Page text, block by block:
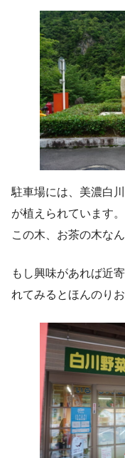
駐車場には、美濃白
が植えられています
この木、お茶の木なん
もし興味があれば近
れてみるとほんのり